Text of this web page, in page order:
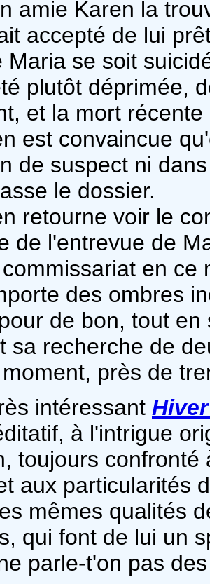
amie Karen la
accepté de lui
Maria se soit
plutôt déprimée,
et la mort
est convaincue
de suspect ni
le dossier.
retourne voir le
de l'entrevue de
en ce
des ombres
de bon, tout
sa recherche de
près de
intéressant
à l'intrigue
toujours
aux particularités
mêmes qualités
qui font de lui un
parle-t'on pas